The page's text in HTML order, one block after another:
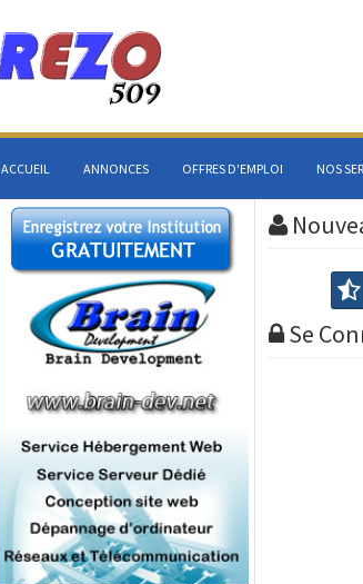
ACCUEIL ANNONCES OFFRES D'EMPLOI NOS
Se